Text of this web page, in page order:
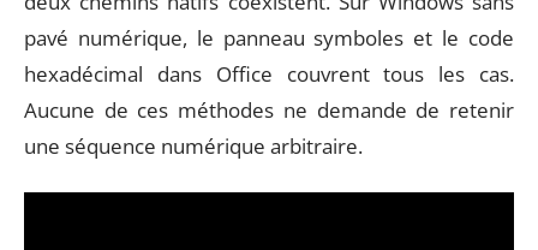
pavé numérique, le panneau symboles et le code
hexadécimal dans Office couvrent tous les cas.
Aucune de ces méthodes ne demande de retenir
une séquence numérique arbitraire.